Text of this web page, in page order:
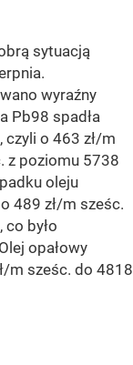
sytuacją
wyraźny
Pb98 spadła
czyli o 463 zł/m
z poziomu 5738
oleju
489 zł/m sześc.
było
opałowy
m sześc. do 4818